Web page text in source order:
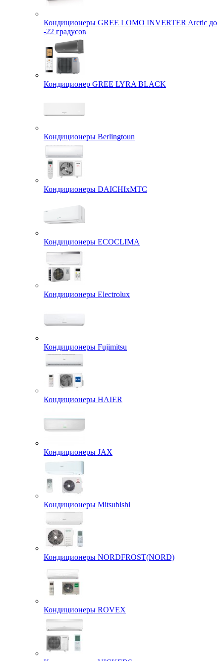
Кондиционеры GREE LOMO INVERTER Arctic до
-22 градусов
Кондиционер GREE LYRA BLACK
Кондиционеры Berlingtoun
Кондиционеры DAICHIxMTC
Кондиционеры ECOCLIMA
Кондиционеры Electrolux
Кондиционеры Fujimitsu
Кондиционеры HAIER
Кондиционеры JAX
Кондиционеры Mitsubishi
Кондиционеры NORDFROST(NORD)
Кондиционеры ROVEX